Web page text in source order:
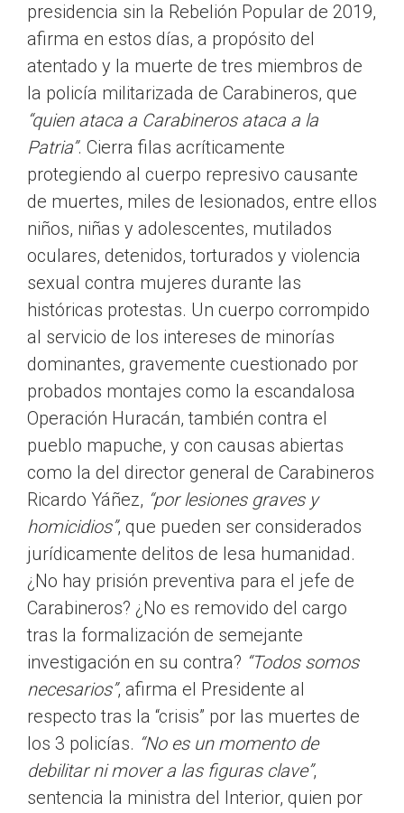
presidencia sin la Rebelión Popular de 2019,
afirma en estos días, a propósito del
atentado y la muerte de tres miembros de
la policía militarizada de Carabineros, que
“quien ataca a Carabineros ataca a la
Patria”. Cierra filas acríticamente
protegiendo al cuerpo represivo causante
de muertes, miles de lesionados, entre ellos
niños, niñas y adolescentes, mutilados
oculares, detenidos, torturados y violencia
sexual contra mujeres durante las
históricas protestas. Un cuerpo corrompido
al servicio de los intereses de minorías
dominantes, gravemente cuestionado por
probados montajes como la escandalosa
Operación Huracán, también contra el
pueblo mapuche, y con causas abiertas
como la del director general de Carabineros
Ricardo Yáñez, “por lesiones graves y
homicidios”, que pueden ser considerados
jurídicamente delitos de lesa humanidad.
¿No hay prisión preventiva para el jefe de
Carabineros? ¿No es removido del cargo
tras la formalización de semejante
investigación en su contra? “Todos somos
necesarios”, afirma el Presidente al
respecto tras la “crisis” por las muertes de
los 3 policías. “No es un momento de
debilitar ni mover a las figuras clave”,
sentencia la ministra del Interior, quien por